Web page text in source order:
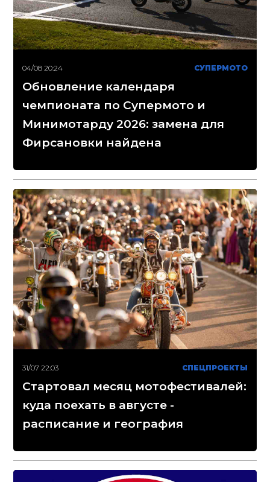
04/08 20:24 СУПЕРМОТО
Обновление календаря
чемпионата по Супермото и
Минимотарду 2026: замена для
Фирсановки найдена
31/07 22:03 СПЕЦПРОЕКТЫ
Стартовал месяц мотофестивалей:
куда поехать в августе -
расписание и география